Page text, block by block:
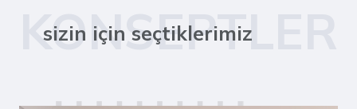
KONSEPTLER
sizin için seçtiklerimiz